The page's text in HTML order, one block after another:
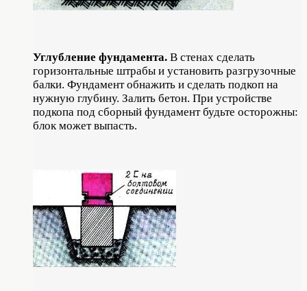
Углубление фундамента. В сте­нах сделать
горизонтальные штрабы и ус­тановить разгрузочные
балки. Фундамент обнажить и сделать подкоп на
нужную глубину. Залить бетон. При устройстве
подкопа под сборный фундамент будьте осторожны:
блок может выпасть.